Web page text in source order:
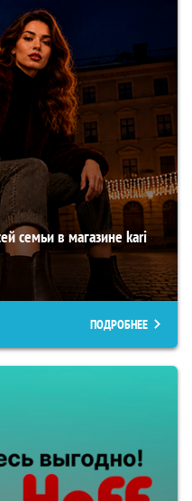
семьи в магазине kari
ПОДРОБНЕЕ